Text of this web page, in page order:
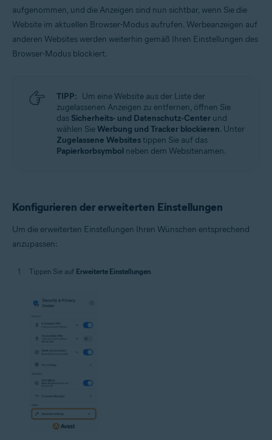
aufgenommen, und die Anzeigen sind nun sichtbar, wenn Sie die
Website im aktuellen Browser-Modus aufrufen. Werbeanzeigen auf
anderen Websites werden weiterhin gemäß Ihren Einstellungen des
Browser-Modus blockiert.
TIPP: Um eine Website aus der Liste der
zugelassenen Anzeigen zu entfernen, öffnen Sie
das Sicherheits- und Datenschutz-Center und
wählen SieWerbung und Tracker blockieren. Unter
Zugelassene Websitestippen Sie auf das
Papierkorbsymbol neben dem Websitenamen.
Konfigurieren der erweiterten Einstellungen
Um die erweiterten Einstellungen Ihren Wünschen entsprechend
anzupassen:
Tippen Sie auf Erweiterte Einstellungen.